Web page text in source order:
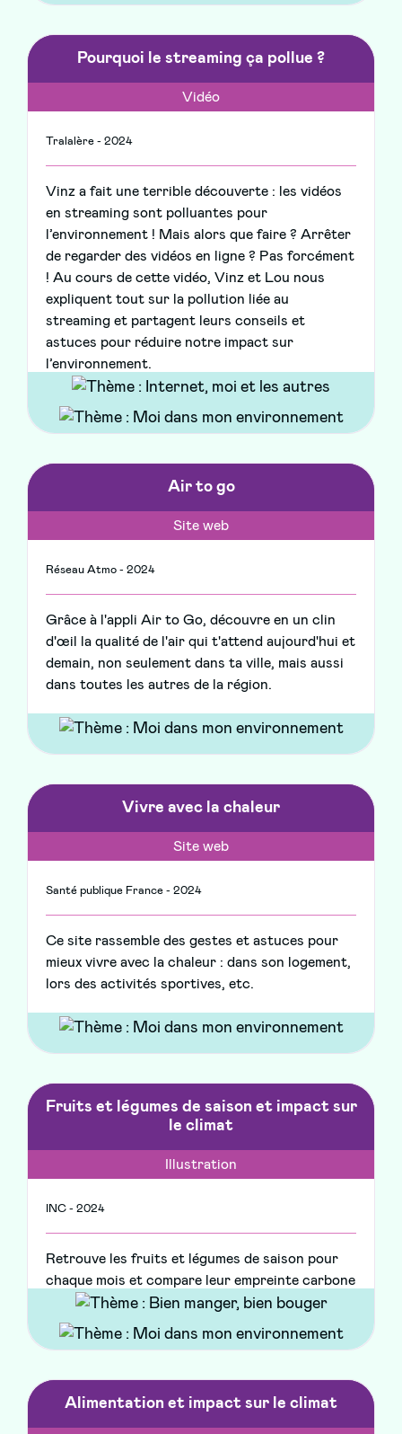
Pourquoi le streaming ça pollue ?
Vidéo
Tralalère - 2024
Vinz a fait une terrible découverte : les vidéos
en streaming sont polluantes pour
l’environnement ! Mais alors que faire ? Arrêter
de regarder des vidéos en ligne ? Pas forcément
! Au cours de cette vidéo, Vinz et Lou nous
expliquent tout sur la pollution liée au
streaming et partagent leurs conseils et
astuces pour réduire notre impact sur
l’environnement.
Air to go
Site web
Réseau Atmo - 2024
Grâce à l'appli Air to Go, découvre en un clin
d'œil la qualité de l'air qui t'attend aujourd'hui et
demain, non seulement dans ta ville, mais aussi
dans toutes les autres de la région.
Vivre avec la chaleur
Site web
Santé publique France - 2024
Ce site rassemble des gestes et astuces pour
mieux vivre avec la chaleur : dans son logement,
lors des activités sportives, etc.
Fruits et légumes de saison et impact sur
le climat
Illustration
INC - 2024
Retrouve les fruits et légumes de saison pour
chaque mois et compare leur empreinte carbone
Alimentation et impact sur le climat